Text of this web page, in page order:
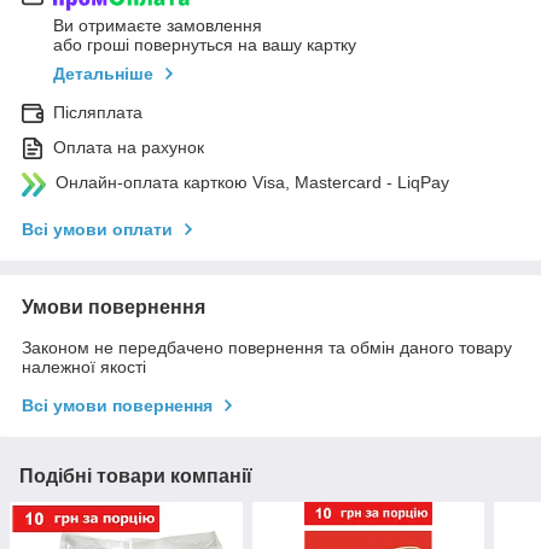
Ви отримаєте замовлення
або гроші повернуться на вашу картку
Детальніше
Післяплата
Оплата на рахунок
Онлайн-оплата карткою Visa, Mastercard - LiqPay
Всі умови оплати
Умови повернення
Законом не передбачено повернення та обмін даного товару
належної якості
Всі умови повернення
Подібні товари компанії